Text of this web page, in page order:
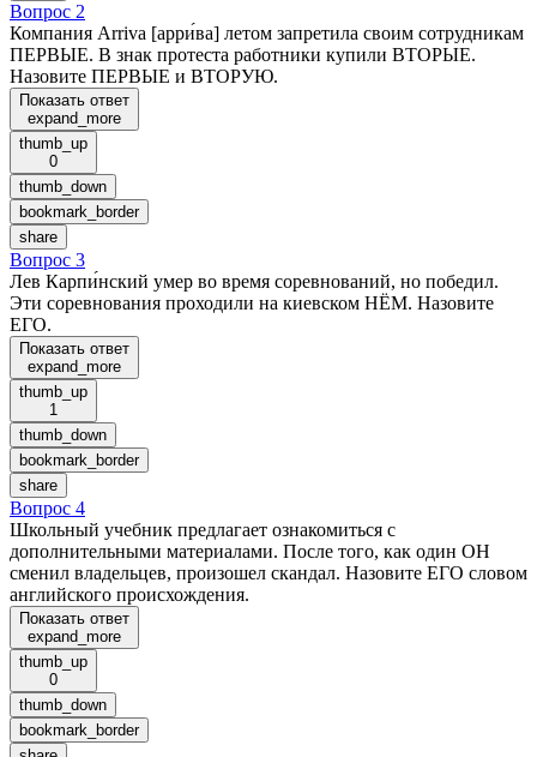
Вопрос 2
Компания Arriva [арри́ва] летом запретила своим сотрудникам
ПЕРВЫЕ. В знак протеста работники купили ВТОРЫЕ.
Назовите ПЕРВЫЕ и ВТОРУЮ.
Показать ответ
expand_more
thumb_up
0
thumb_down
bookmark_border
share
Вопрос 3
Лев Карпи́нский умер во время соревнований, но победил.
Эти соревнования проходили на киевском НЁМ. Назовите
ЕГО.
Показать ответ
expand_more
thumb_up
1
thumb_down
bookmark_border
share
Вопрос 4
Школьный учебник предлагает ознакомиться с
дополнительными материалами. После того, как один ОН
сменил владельцев, произошел скандал. Назовите ЕГО словом
английского происхождения.
Показать ответ
expand_more
thumb_up
0
thumb_down
bookmark_border